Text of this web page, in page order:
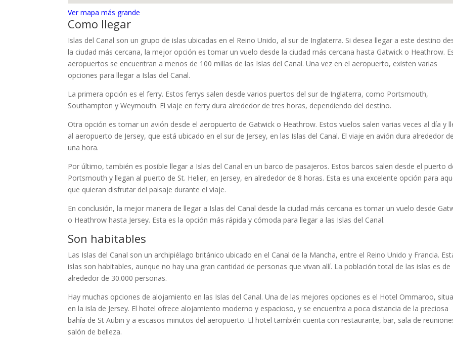
Ver mapa más grande
Como llegar
Islas del Canal son un grupo de islas ubicadas en el Reino Unido, al sur de Inglaterra. Si desea llegar a este destino
la ciudad más cercana, la mejor opción es tomar un vuelo desde la ciudad más cercana hasta Gatwick o Heathrow.
aeropuertos se encuentran a menos de 100 millas de las Islas del Canal. Una vez en el aeropuerto, existen varias
opciones para llegar a Islas del Canal.
La primera opción es el ferry. Estos ferrys salen desde varios puertos del sur de Inglaterra, como Portsmouth,
Southampton y Weymouth. El viaje en ferry dura alrededor de tres horas, dependiendo del destino.
Otra opción es tomar un avión desde el aeropuerto de Gatwick o Heathrow. Estos vuelos salen varias veces al día y
al aeropuerto de Jersey, que está ubicado en el sur de Jersey, en las Islas del Canal. El viaje en avión dura alrededor
una hora.
Por último, también es posible llegar a Islas del Canal en un barco de pasajeros. Estos barcos salen desde el puerto
Portsmouth y llegan al puerto de St. Helier, en Jersey, en alrededor de 8 horas. Esta es una excelente opción para
que quieran disfrutar del paisaje durante el viaje.
En conclusión, la mejor manera de llegar a Islas del Canal desde la ciudad más cercana es tomar un vuelo desde
o Heathrow hasta Jersey. Esta es la opción más rápida y cómoda para llegar a las Islas del Canal.
Son habitables
Las Islas del Canal son un archipiélago británico ubicado en el Canal de la Mancha, entre el Reino Unido y Francia.
islas son habitables, aunque no hay una gran cantidad de personas que vivan allí. La población total de las islas es de
alrededor de 30.000 personas.
Hay muchas opciones de alojamiento en las Islas del Canal. Una de las mejores opciones es el Hotel Ommaroo,
en la isla de Jersey. El hotel ofrece alojamiento moderno y espacioso, y se encuentra a poca distancia de la preciosa
bahía de St Aubin y a escasos minutos del aeropuerto. El hotel también cuenta con restaurante, bar, sala de
salón de belleza.